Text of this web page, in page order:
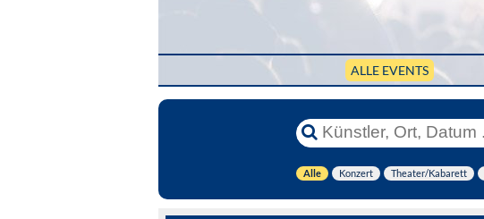
ALLE EVENTS
Alle Konzert Theater/Kabarett